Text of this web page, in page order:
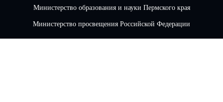
Министерство образования и науки Пермского края
Министерство просвещения Российской Федерации